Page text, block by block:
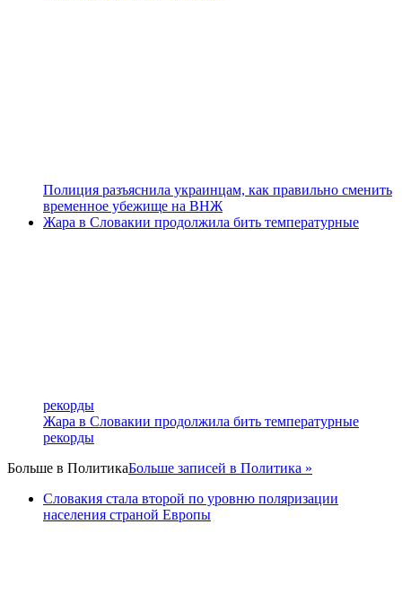
Полиция разъяснила украинцам, как правильно сменить
временное убежище на ВНЖ
Жара в Словакии продолжила бить температурные
рекорды
Жара в Словакии продолжила бить температурные
рекорды
Больше в ПолитикаБольше записей в Политика »
Словакия стала второй по уровню поляризации
населения страной Европы